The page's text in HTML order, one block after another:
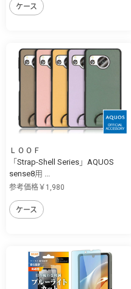
ケース
ＬＯＯＦ
「Strap-Shell Series」AQUOS
sense8用 ...
参考価格￥1,980
ケース